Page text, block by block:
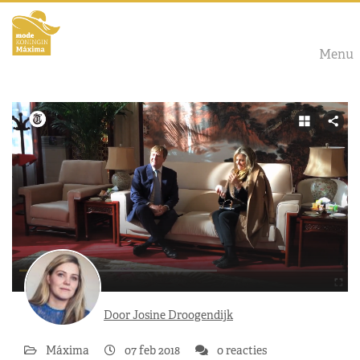
Menu
Door Josine Droogendijk
Máxima 07 feb 2018 0 reacties